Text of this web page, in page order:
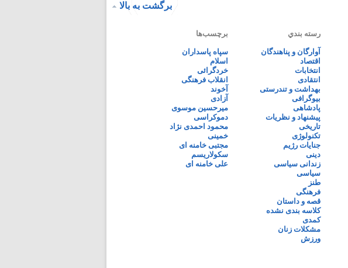
برگشت به بالا
رسته بندي
آوارگان و پناهندگان
اقتصاد
انتخابات
انتقادی
بهداشت و تندرستی
بیوگرافی
پادشاهی
پیشنهاد و نظریات
تاریخی
تکنولوژی
جنایات رژیم
دینی
زندانی سیاسی
سیاسی
طنز
فرهنگی
قصه و داستان
کلاسه بندی نشده
کمدی
مشکلات زنان
ورزش
برچسب‌ها
سپاه پاسداران
اسلام
خردگرائی
انقلاب فرهنگی
آخوند
آزادی
میرحسین موسوی
دموکراسی
محمود احمدی نژاد
خمینی
مجتبی خامنه ای
سکولاریسم
علی خامنه ای